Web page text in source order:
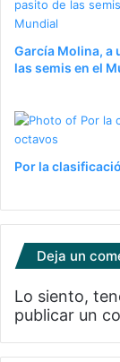
García Molina, a
las semis en el
Por la
Deja un
Lo siento,
publicar un